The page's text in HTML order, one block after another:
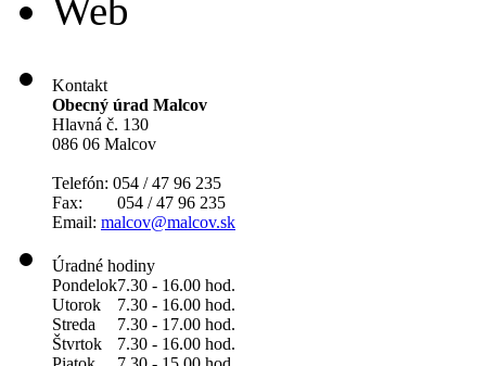
Web
Kontakt
Obecný úrad Malcov
Hlavná č. 130
086 06 Malcov
Telefón: 054 / 47 96 235
Fax: 054 / 47 96 235
Email: malcov@malcov.sk
Úradné hodiny
Pondelok7.30 - 16.00 hod.
Utorok
7.30 - 16.00 hod.
Streda
7.30 - 17.00 hod.
Štvrtok
7.30 - 16.00 hod.